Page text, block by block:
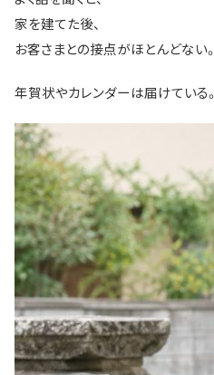
家を建てた後、
お客さまとの接点がほとんどない。
年賀状やカレンダーは届けている。